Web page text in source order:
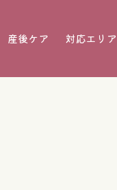
産後ケア 対応エリア